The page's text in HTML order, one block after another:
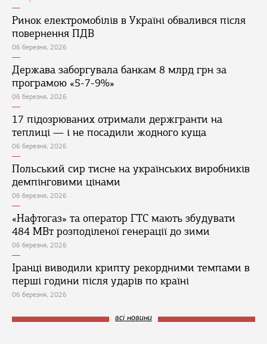
Ринок електромобілів в Україні обвалився після
повернення ПДВ
06 березня, 2026
Держава заборгувала банкам 8 млрд грн за
програмою «5-7-9%»
06 березня, 2026
17 підозрюваних отримали держгранти на
теплиці — і не посадили жодного куща
06 березня, 2026
Польський сир тисне на українських виробників
демпінговими цінами
06 березня, 2026
«Нафтогаз» та оператор ГТС мають збудувати
484 МВт розподіленої генерації до зими
06 березня, 2026
Іранці виводили крипту рекордними темпами в
перші години після ударів по країні
06 березня, 2026
всі новини